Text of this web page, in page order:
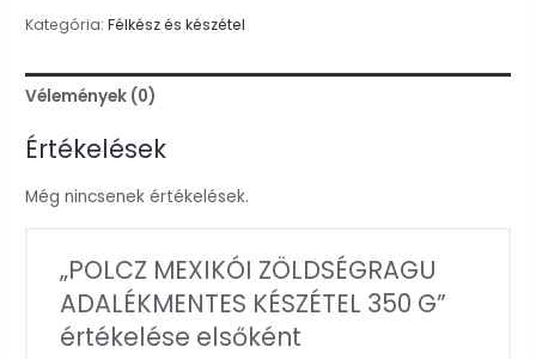
Kategória:Félkész és készétel
Vélemények (0)
Értékelések
Még nincsenek értékelések.
„POLCZ MEXIKÓI ZÖLDSÉGRAGU
ADALÉKMENTES KÉSZÉTEL 350 G”
értékelése elsőként